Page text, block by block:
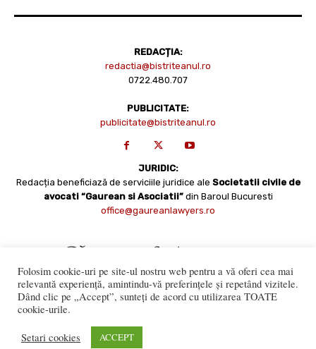
REDACȚIA:
redactia@bistriteanul.ro
0722.480.707
PUBLICITATE:
publicitate@bistriteanul.ro
JURIDIC:
Redacția beneficiază de serviciile juridice ale Societatii civile de
avocati “Gaurean si Asociatii” din Baroul Bucuresti
office@gaureanlawyers.ro
numai cu acordul expres al Bistriteanul.Ro. © Copyright 2008 -
Folosim cookie-uri pe site-ul nostru web pentru a vă oferi cea mai
relevantă experiență, amintindu-vă preferințele și repetând vizitele.
Dând clic pe „Accept”, sunteți de acord cu utilizarea TOATE
cookie-urile.
Setari cookies ACCEPT